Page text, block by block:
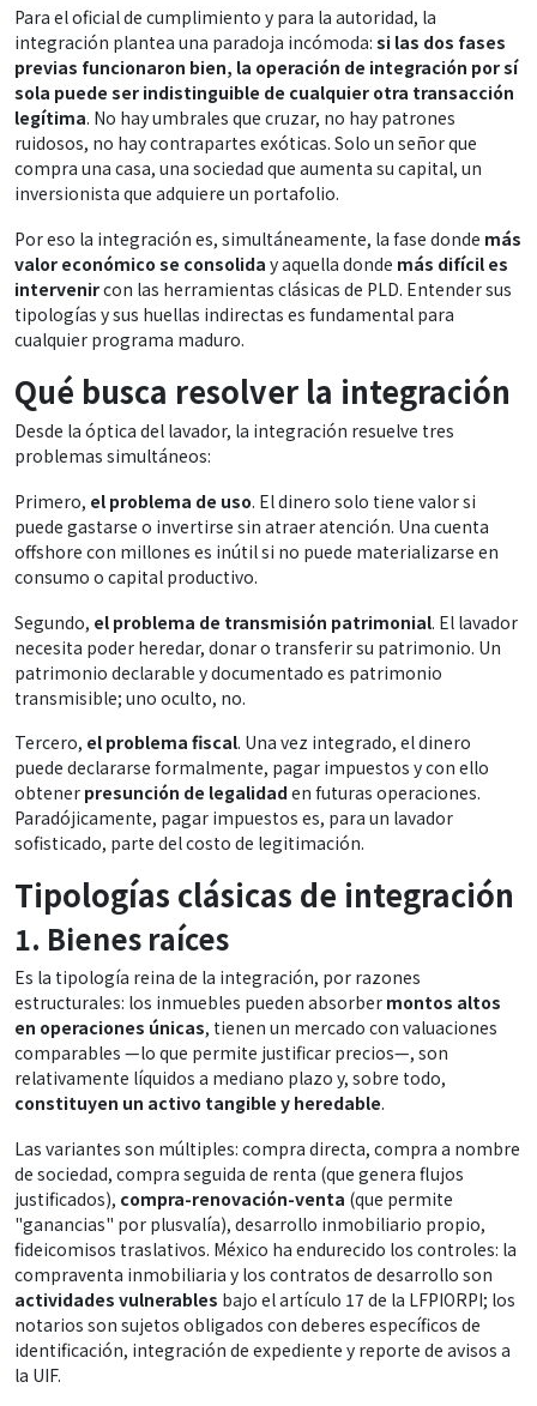
Para el oficial de cumplimiento y para la autoridad, la
integración plantea una paradoja incómoda: si las dos fases
previas funcionaron bien, la operación de integración por sí
sola puede ser indistinguible de cualquier otra transacción
legítima. No hay umbrales que cruzar, no hay patrones
ruidosos, no hay contrapartes exóticas. Solo un señor que
compra una casa, una sociedad que aumenta su capital, un
inversionista que adquiere un portafolio.
Por eso la integración es, simultáneamente, la fase donde más
valor económico se consolida y aquella donde más difícil es
intervenircon las herramientas clásicas de PLD. Entender sus
tipologías y sus huellas indirectas es fundamental para
cualquier programa maduro.
Qué busca resolver la integración
Desde la óptica del lavador, la integración resuelve tres
problemas simultáneos:
Primero, el problema de uso. El dinero solo tiene valor si
puede gastarse o invertirse sin atraer atención. Una cuenta
offshore con millones es inútil si no puede materializarse en
consumo o capital productivo.
Segundo, el problema de transmisión patrimonial. El lavador
necesita poder heredar, donar o transferir su patrimonio. Un
patrimonio declarable y documentado es patrimonio
transmisible; uno oculto, no.
Tercero, el problema fiscal. Una vez integrado, el dinero
puede declararse formalmente, pagar impuestos y con ello
obtener presunción de legalidaden futuras operaciones.
Paradójicamente, pagar impuestos es, para un lavador
sofisticado, parte del costo de legitimación.
Tipologías clásicas de integración
1. Bienes raíces
Es la tipología reina de la integración, por razones
estructurales: los inmuebles pueden absorber montos altos
en operaciones únicas, tienen un mercado con valuaciones
comparables —lo que permite justificar precios—, son
relativamente líquidos a mediano plazo y, sobre todo,
constituyen un activo tangible y heredable.
Las variantes son múltiples: compra directa, compra a nombre
de sociedad, compra seguida de renta (que genera flujos
justificados), compra-renovación-venta (que permite
"ganancias" por plusvalía), desarrollo inmobiliario propio,
fideicomisos traslativos. México ha endurecido los controles: la
compraventa inmobiliaria y los contratos de desarrollo son
actividades vulnerables bajo el artículo 17 de la LFPIORPI; los
notarios son sujetos obligados con deberes específicos de
identificación, integración de expediente y reporte de avisos a
la UIF.